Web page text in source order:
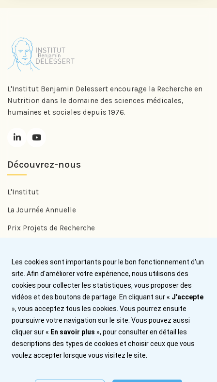
L'Institut Benjamin Delessert encourage la Recherche en
Nutrition dans le domaine des sciences médicales,
humaines et sociales depuis 1976.
Découvrez-nous
L'Institut
La Journée Annuelle
Prix Projets de Recherche
Prix Jean Trémolières
Aide
Nous contacter
Plan du site
Mentions légales
Les cookies sont importants pour le bon fonctionnement d'un
site. Afin d'améliorer votre expérience, nous utilisons des
cookies pour collecter les statistiques, vous proposer des
vidéos et des boutons de partage. En cliquant sur « J'accepte
», vous acceptez tous les cookies. Vous pourrez ensuite
poursuivre votre navigation sur le site. Vous pouvez aussi
cliquer sur « En savoir plus », pour consulter en détail les
descriptions des types de cookies et choisir ceux que vous
voulez accepter lorsque vous visitez le site.